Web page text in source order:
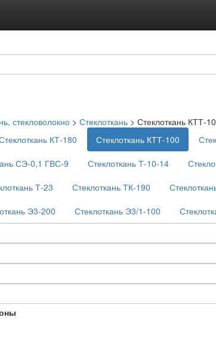
стекловолокно > Стеклоткань > Стеклоткань КТТ-
КТ-180 Стеклоткань КТТ-100
СЭ-0,1 ГВС-9 Стеклоткань Т-10-14
Т-23 Стеклоткань ТК-190
Э3-200 Стеклоткань Э3/1-100